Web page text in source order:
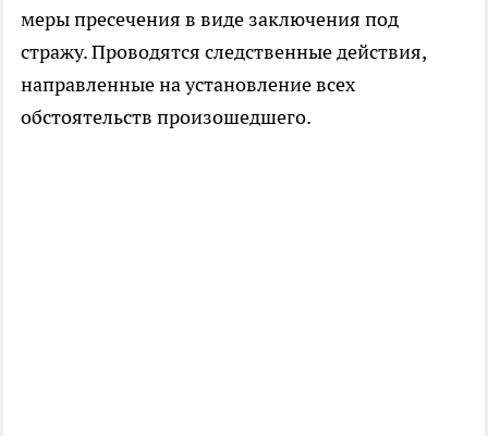
меры пресечения в виде заключения под
стражу. Проводятся следственные действия,
направленные на установление всех
обстоятельств произошедшего.